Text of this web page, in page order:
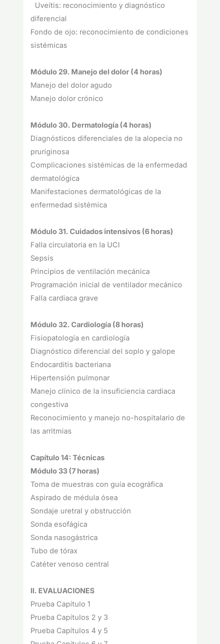
Uveítis: reconocimiento y diagnóstico
diferencial
Fondo de ojo: reconocimiento de condiciones
sistémicas
Módulo 29. Manejo del dolor (4 horas)
Manejo del dolor agudo
Manejo dolor crónico
Módulo 30. Dermatología (4 horas)
Diagnósticos diferenciales de la alopecia no
pruriginosa
Complicaciones sistémicas de la enfermedad
dermatológica
Manifestaciones dermatológicas de la
enfermedad sistémica
Módulo 31. Cuidados intensivos (6 horas)
Falla circulatoria en la UCI
Sepsis
Principios de ventilación mecánica
Programación inicial de ventilador mecánico
Falla cardiaca grave
Módulo 32. Cardiología (8 horas)
Fisiopatología en cardiología
Diagnóstico diferencial del soplo y galope
Endocarditis bacteriana
Hipertensión pulmonar
Manejo clínico de la insuficiencia cardiaca
congestiva
Reconocimiento y manejo no-hospitalario de
las arritmias
Capítulo 14: Técnicas
Módulo 33 (7 horas)
Toma de muestras con guía ecográfica
Aspirado de médula ósea
Sondaje uretral y obstrucción
Sonda esofágica
Sonda nasogástrica
Tubo de tórax
Catéter venoso central
II. EVALUACIONES
Prueba Capítulo 1
Prueba Capítulos 2 y 3
Prueba Capítulos 4 y 5